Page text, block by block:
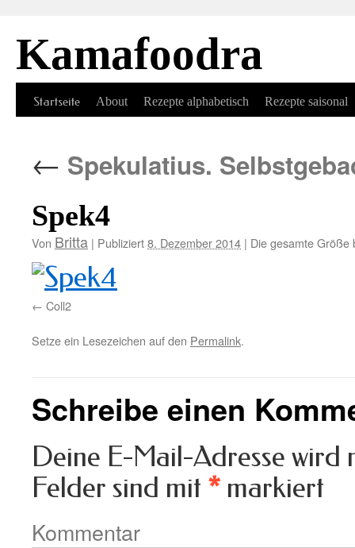
Kamafoodra
Springe
Inhalt
Startseite About Rezepte alphabetisch Rezepte saisonal
← Spekulatius.
Spek4
Von Britta | Publiziert8. Dezember 2014 | Die gesamte
Coll2
Setze ein Lesezeichen auf den Permalink.
Schreibe einen
Deine E-Mail-Adresse wird
Felder sind mit * markiert
Kommentar